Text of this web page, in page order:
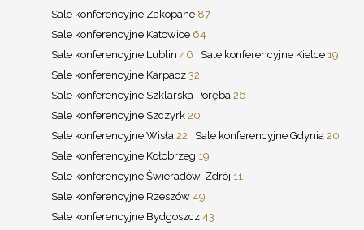
Sale konferencyjne Zakopane 87
Sale konferencyjne Katowice 64
Sale konferencyjne Lublin 46 Sale konferencyjne Kielce 19
Sale konferencyjne Karpacz 32
Sale konferencyjne Szklarska Poręba 26
Sale konferencyjne Szczyrk 20
Sale konferencyjne Wisła 22 Sale konferencyjne Gdynia 20
Sale konferencyjne Kołobrzeg 19
Sale konferencyjne Świeradów-Zdrój 11
Sale konferencyjne Rzeszów 49
Sale konferencyjne Bydgoszcz 43